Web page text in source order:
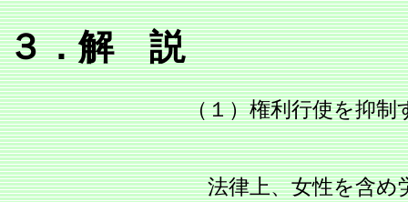
３．解 説
（１）権利行使を抑制
法律上、女性を含め